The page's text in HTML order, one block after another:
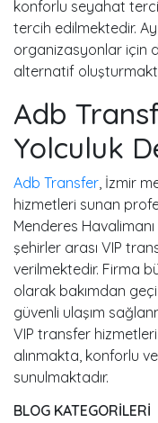
konforlu seyahat
tercih edilmektedir.
organizasyonlar için
alternatif
Adb
Yolculuk
Adb Transfer , İzmir
hizmetleri sunan
Menderes
şehirler arası VIP
verilmektedir. Firma
olarak bakımdan
güvenli ulaşım
VIP transfer
alınmakta, konforlu
sunulmaktadır.
BLOG KATEGORİLERİ